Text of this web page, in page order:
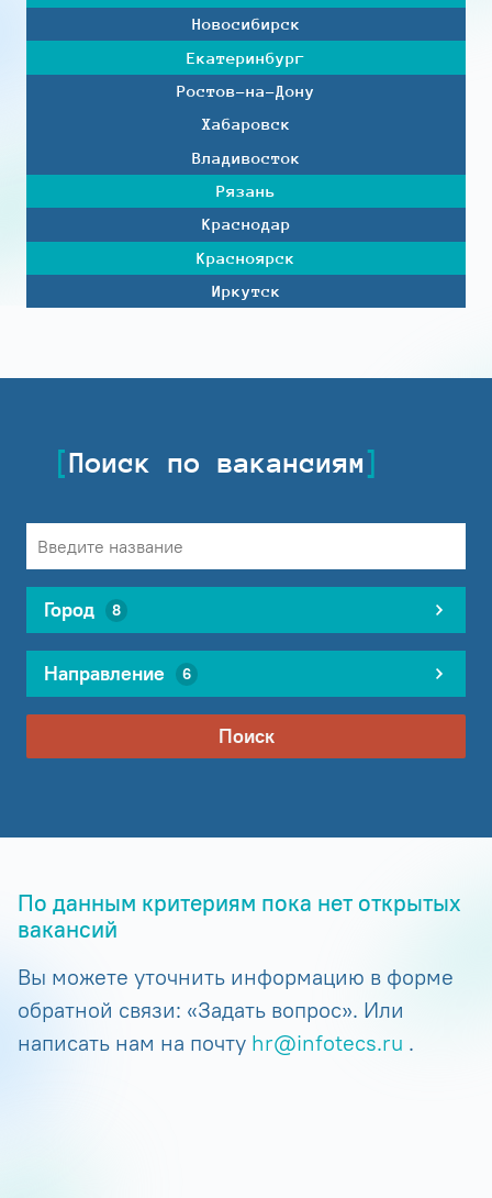
Новосибирск
Екатеринбург
Ростов-на-Дону
Хабаровск
Владивосток
Рязань
Краснодар
Красноярск
Иркутск
Поиск по вакансиям
Город 8
Направление 6
Поиск
По данным критериям пока нет открытых
вакансий
Вы можете уточнить информацию в форме
обратной связи: «Задать вопрос». Или
написать нам на почту hr@infotecs.ru .